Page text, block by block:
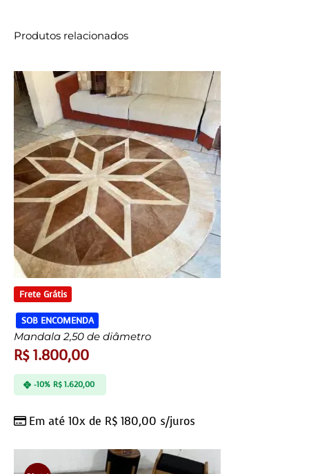
Produtos relacionados
Frete Grátis
SOB ENCOMENDA
Mandala 2,50 de diâmetro
R$1.800,00
Em até 10x de R$ 180,00 s/juros
-10% R$1.620,00